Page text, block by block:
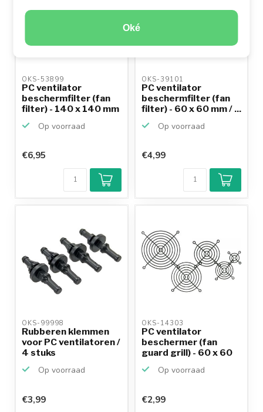
Oké
OKS-53899
PC ventilator
beschermfilter (fan
filter) - 140 x 140 mm
Op voorraad
€6,95
OKS-39101
PC ventilator
beschermfilter (fan
filter) - 60 x 60 mm / ...
Op voorraad
€4,99
OKS-99998
Rubberen klemmen
voor PC ventilatoren /
4 stuks
Op voorraad
€3,99
OKS-14303
PC ventilator
beschermer (fan
guard grill) - 60 x 60
Op voorraad
€2,99